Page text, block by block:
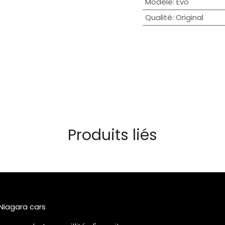
Qualité: Original
Produits liés
cars